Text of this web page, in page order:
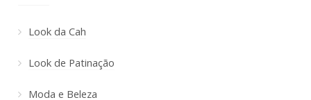
Look da Cah
Look de Patinação
Moda e Beleza